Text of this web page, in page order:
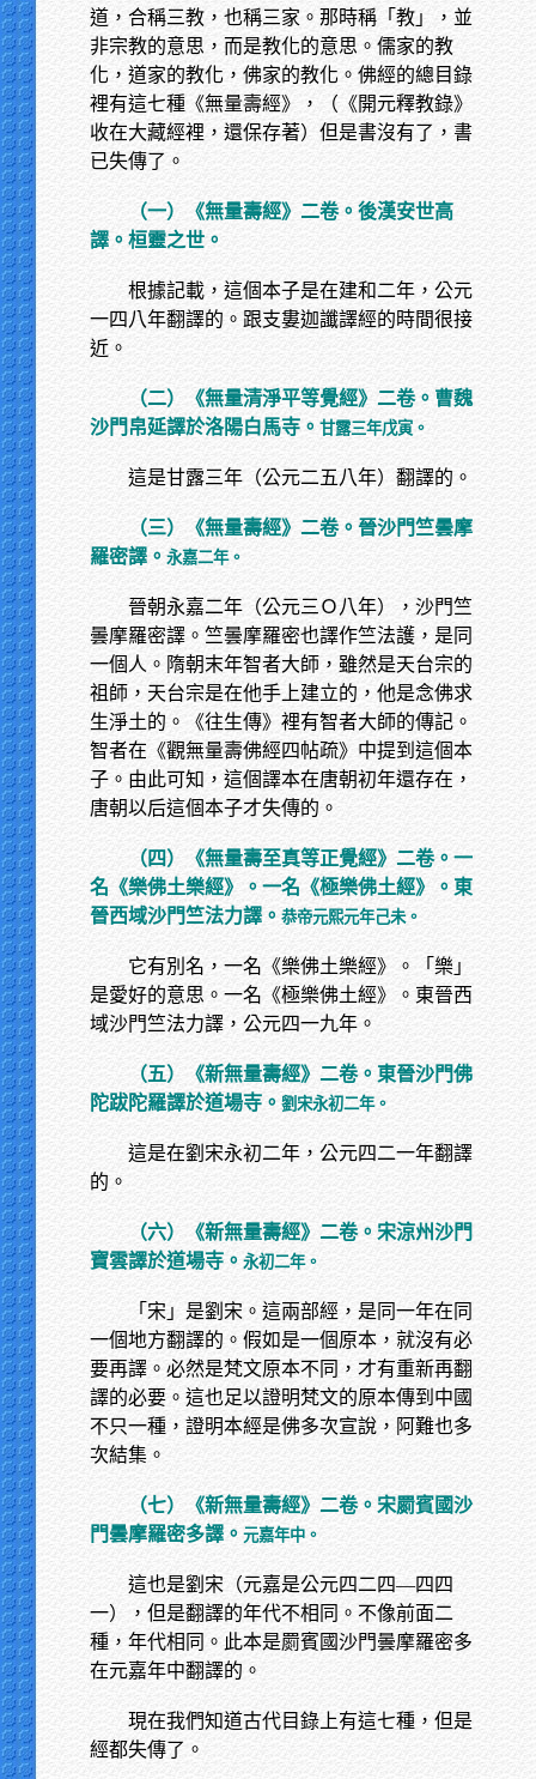
道，合稱三教，也稱三家。那時稱「教」，並
非宗教的意思，而是教化的意思。儒家的教
化，道家的教化，佛家的教化。佛經的總目錄
裡有這七種《無量壽經》，（《開元釋教錄》
收在大藏經裡，還保存著）但是書沒有了，書
已失傳了。
（一）《無量壽經》二卷。後漢安世高
譯。桓靈之世。
根據記載，這個本子是在建和二年，公元
一四八年翻譯的。跟支婁迦讖譯經的時間很接
近。
（二）《無量清淨平等覺經》二卷。曹魏
沙門帛延譯於洛陽白馬寺。 甘露三年戊寅。
這是甘露三年（公元二五八年）翻譯的。
（三）《無量壽經》二卷。晉沙門竺曇摩
羅密譯。永嘉二年。
晉朝永嘉二年（公元三Ｏ八年），沙門竺
曇摩羅密譯。竺曇摩羅密也譯作竺法護，是同
一個人。隋朝末年智者大師，雖然是天台宗的
祖師，天台宗是在他手上建立的，他是念佛求
生淨土的。《往生傳》裡有智者大師的傳記。
智者在《觀無量壽佛經四帖疏》中提到這個本
子。由此可知，這個譯本在唐朝初年還存在，
唐朝以后這個本子才失傳的。
（四）《無量壽至真等正覺經》二卷。一
名《樂佛土樂經》。一名《極樂佛土經》。東
晉西域沙門竺法力譯。 恭帝元熙元年己未。
它有別名，一名《樂佛土樂經》。「樂」
是愛好的意思。一名《極樂佛土經》。東晉西
域沙門竺法力譯，公元四一九年。
（五）《新無量壽經》二卷。東晉沙門佛
陀跋陀羅譯於道場寺。 劉宋永初二年。
這是在劉宋永初二年，公元四二一年翻譯
的。
（六）《新無量壽經》二卷。宋涼州沙門
寶雲譯於道場寺。 永初二年。
「宋」是劉宋。這兩部經，是同一年在同
一個地方翻譯的。假如是一個原本，就沒有必
要再譯。必然是梵文原本不同，才有重新再翻
譯的必要。這也足以證明梵文的原本傳到中國
不只一種，證明本經是佛多次宣說，阿難也多
次結集。
（七）《新無量壽經》二卷。宋罽賓國沙
門曇摩羅密多譯。 元嘉年中。
這也是劉宋（元嘉是公元四二四—四四
一），但是翻譯的年代不相同。不像前面二
種，年代相同。此本是罽賓國沙門曇摩羅密多
在元嘉年中翻譯的。
現在我們知道古代目錄上有這七種，但是
經都失傳了。